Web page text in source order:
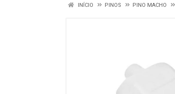
INÍCIO PINOS PINO MACHO